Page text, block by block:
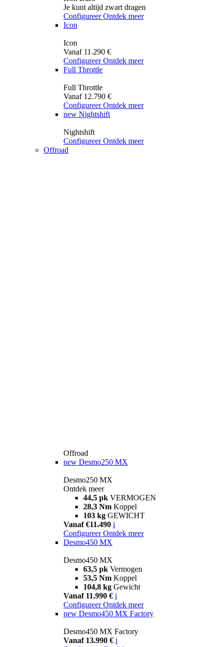
Je kunt altijd zwart dragen
Configureer Ontdek meer
Icon
Icon
Vanaf 11.290 €
Configureer Ontdek meer
Full Throttle
Full Throttle
Vanaf 12.790 €
Configureer Ontdek meer
new Nightshift
Nightshift
Configureer Ontdek meer
Offroad
Offroad
new Desmo250 MX
Desmo250 MX
Ontdek meer
44,5 pk VERMOGEN
28,3 Nm Koppel
103 kg GEWICHT
Vanaf €11.490 i
Configureer Ontdek meer
Desmo450 MX
Desmo450 MX
63,5 pk Vermogen
53,5 Nm Koppel
104,8 kg Gewicht
Vanaf 11.990 € i
Configureer Ontdek meer
new Desmo450 MX Factory
Desmo450 MX Factory
Vanaf 13.990 € i